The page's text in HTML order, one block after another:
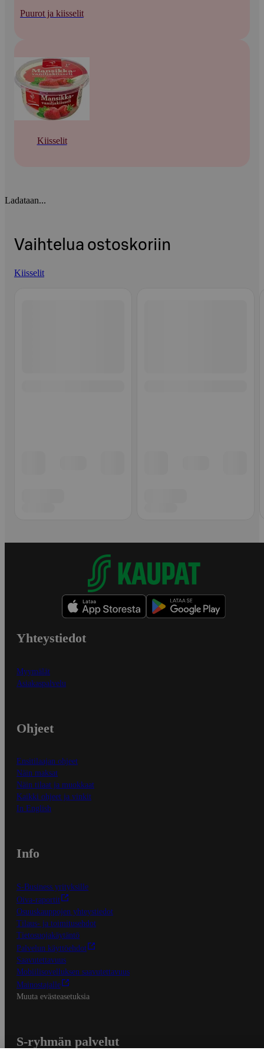
Puurot ja kiisselit
Kiisselit
Ladataan...
Vaihtelua ostoskoriin
Kiisselit
Yhteystiedot
Myymälät
Asiakaspalvelu
Ohjeet
Ensitilaajan ohjeet
Näin maksat
Näin tilaat ja muokkaat
Kaikki ohjeet ja vinkit
In English
Info
S-Business yrityksille
Oiva-raportit
Osuuskauppojen yhteystiedot
Tilaus- ja toimitusehdot
Tietosuojakäytäntö
Palvelun käyttöehdot
Saavutettavuus
Mobiilisovelluksen saavutettavuus
Mainostajalle
Muuta evästeasetuksia
S-ryhmän palvelut